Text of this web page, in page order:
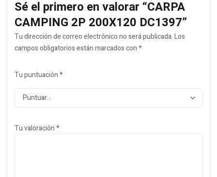
Sé el primero en valorar “CARPA
CAMPING 2P 200X120 DC1397”
Tu dirección de correo electrónico no será publicada.Los
campos obligatorios están marcados con*
Tu puntuación*
Tu valoración*